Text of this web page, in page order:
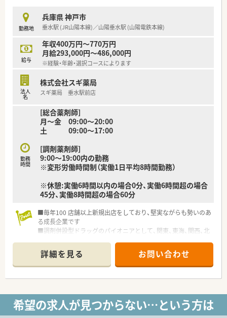
があるのも特徴です
勤務地
兵庫県 神戸市
垂水駅 (JR山陽本線)／山陽垂水駅 (山陽電鉄本線)
給与
年収400万円～770万円
月給293,000円～486,000円
※経験・年齢・選択コースによります
法人
名
株式会社スギ薬局
スギ薬局 垂水駅前店
勤務
時間
[総合薬剤師]
月～金 09:00～20:00
土 09:00～17:00
[調剤薬剤師]
9:00～19:00内の勤務
※変形労働時間制（実働1日平均8時間勤務）
※休憩:実働6時間以内の場合0分、実働6時間超の場合
45分、実働8時間超の場合60分
■毎年100 店舗以上新規出店をしており、堅実ながらも勢いのあ
る成長企業です
■調剤併設型ドラッグのパイオニアとして、関東、東海、関西、北
■研修制度は様々なプランがあり、集合研修だけでなく任意で受
講可能な研修も幅広く用意されています
■店舗で活躍する従業員、社外で活躍する従業員、将来経営幹部
となる従業員など、薬剤師として様々な活躍ができるフィールド
■総合薬剤師・調剤薬剤師（土日休み・19時までの勤務）どちらか
の働き方を選択できます
■調剤併設型だけでなく「医療モール・クリニック併設店舗」「敷
詳細を見る お問い合わせ
希望の求人が見つからない…という方は